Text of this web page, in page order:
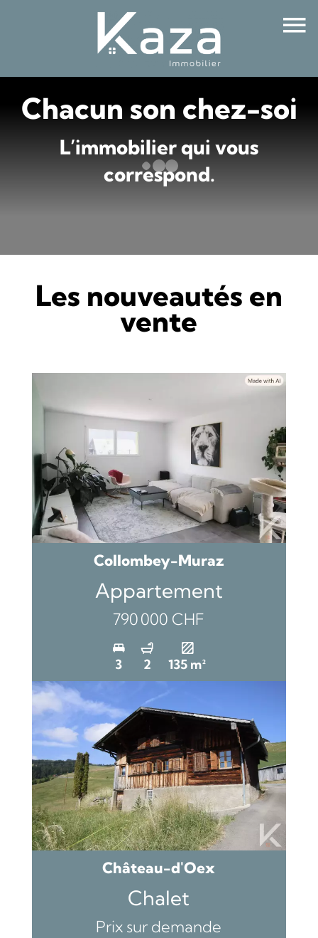
Chacun son chez-soi
L’immobilier qui vous
correspond.
Les nouveautés en
vente
Collombey-Muraz
Appartement
790 000 CHF
3 2 135 m²
Château-d'Oex
Chalet
Prix sur demande